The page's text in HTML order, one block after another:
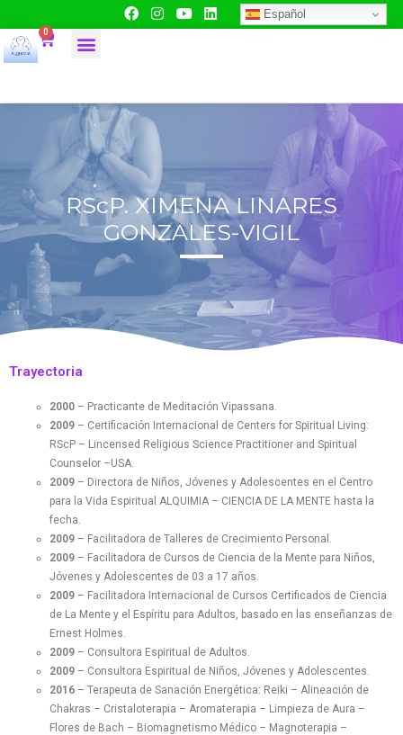
Español
0
RScP. XIMENA LINARES
GONZALES-VIGIL
Trayectoria
2000 – Practicante de Meditación Vipassana.
2009 – Certificación Internacional de Centers for Spiritual Living:
RScP – Lincensed Religious Science Practitioner and Spiritual
Counselor –USA.
2009 – Directora de Niños, Jóvenes y Adolescentes en el Centro
para la Vida Espiritual ALQUIMIA – CIENCIA DE LA MENTE hasta la
fecha.
2009 – Facilitadora de Talleres de Crecimiento Personal.
2009 – Facilitadora de Cursos de Ciencia de la Mente para Niños,
Jóvenes y Adolescentes de 03 a 17 años.
2009 – Facilitadora Internacional de Cursos Certificados de Ciencia
de La Mente y el Espíritu para Adultos, basado en las enseñanzas de
Ernest Holmes.
2009 – Consultora Espiritual de Adultos.
2009 – Consultora Espiritual de Niños, Jóvenes y Adolescentes.
2016 – Terapeuta de Sanación Energética: Reiki – Alineación de
Chakras – Cristaloterapia – Aromaterapia – Limpieza de Aura –
Flores de Bach – Biomagnetismo Médico – Magnoterapia –